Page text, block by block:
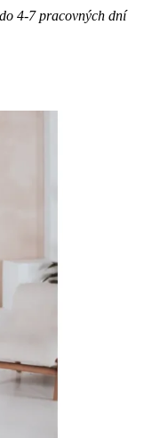
4-7 pracovných dní